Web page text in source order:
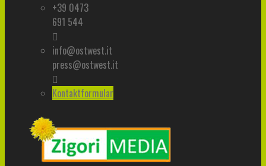
+39 0473
691 544
info@ostwest.it
press@ostwest.it
Kontaktformular